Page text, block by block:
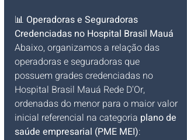
📊 Operadoras e Seguradoras
Credenciadas no Hospital Brasil Mauá
Abaixo, organizamos a relação das
operadoras e seguradoras que
possuem grades credenciadas no
Hospital Brasil Mauá Rede D'Or,
ordenadas do menor para o maior valor
inicial referencial na categoria plano de
saúde empresarial (PME MEI):